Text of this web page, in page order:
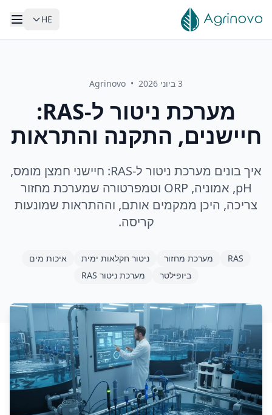
HE
3 ביוני 2026 •
Agrinovo
מערכת ניטור ל-RAS:
חיישנים, התקנה והתראות
איך בונים מערכת ניטור ל-RAS: חיישני חמצן מומס,
pH, אמוניה, ORP וטמפרטורה שמערכת מחזור
צריכה, היכן ממקמים אותם, וההתראות שמונעות
קריסה.
RAS מערכת מחזור ניטור חקלאות ימית
איכות מים
ביופילטר
מערכת ניטור RAS